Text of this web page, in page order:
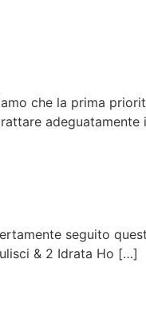
che la prima
adeguatamente
seguito
& 2 Idrata Ho […]